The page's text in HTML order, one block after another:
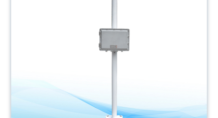
Learn more